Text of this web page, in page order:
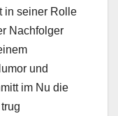
in seiner Rolle
Nachfolger
und
im Nu die